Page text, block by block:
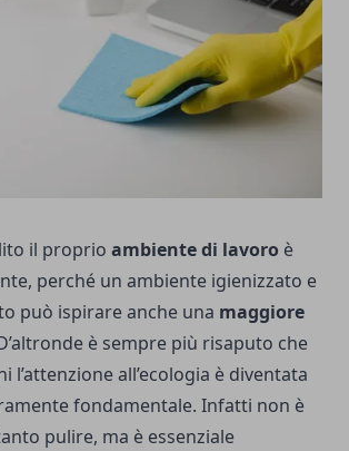
il proprio ambiente di lavoro è
perché un ambiente igienizzato e
può ispirare anche una maggiore
è sempre più risaputo che
l’attenzione all’ecologia è diventata
fondamentale. Infatti non è
pulire, ma è essenziale